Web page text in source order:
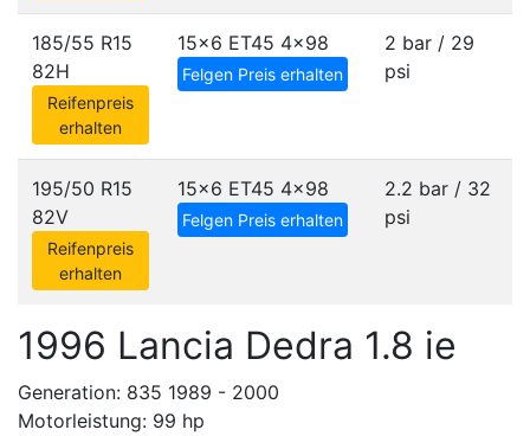
185/55 R15
82H
Reifenpreis
erhalten
15x6 ET45 4x98
Felgen Preis erhalten
2 bar / 29
psi
195/50 R15
82V
Reifenpreis
erhalten
15x6 ET45 4x98
Felgen Preis erhalten
2.2 bar / 32
psi
1996 Lancia Dedra 1.8 ie
Generation: 835 1989 - 2000
Motorleistung: 99 hp